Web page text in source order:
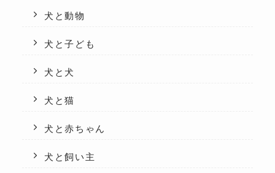
犬と動物
犬と子ども
犬と犬
犬と猫
犬と赤ちゃん
犬と飼い主